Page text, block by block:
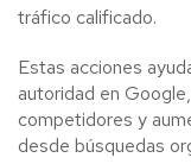
tráfico calificado.
Estas acciones
autoridad en
competidores y
desde búsquedas